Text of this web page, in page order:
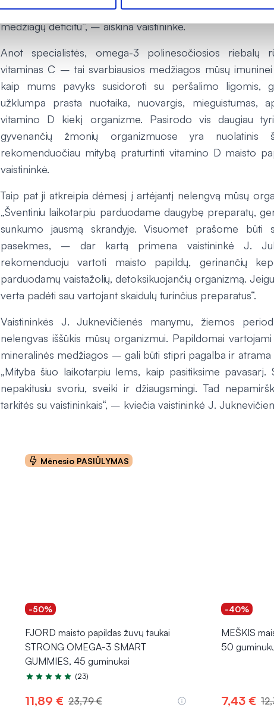
savo sudėtimi gali būti skurdus. Paradoksas: svoris
medžiagų deficitu“, – aiškina vaistininkė.
Anot specialistės, omega-3 polinesočiosios riebalų
vitaminas C – tai svarbiausios medžiagos mūsų imuninei
kaip mums pavyks susidoroti su peršalimo ligomis,
užklumpa prasta nuotaika, nuovargis, mieguistumas,
vitamino D kiekį organizme. Pasirodo vis daugiau
gyvenančių žmonių organizmuose yra nuolatinis
rekomenduočiau mitybą praturtinti vitamino D maisto
vaistininkė.
Taip pat ji atkreipia dėmesį į artėjantį nelengvą mūsų
„Šventiniu laikotarpiu parduodame daugybę preparatų,
sunkumo jausmą skrandyje. Visuomet prašome būti
pasekmes, – dar kartą primena vaistininkė J.
rekomenduoju vartoti maisto papildų, gerinančių
parduodamų vaistažolių, detoksikuojančių organizmą.
verta padėti sau vartojant skaidulų turinčius preparatus“.
Vaistininkės J. Juknevičienės manymu, žiemos
nelengvas iššūkis mūsų organizmui. Papildomai
mineralinės medžiagos – gali būti stipri pagalba ir
„Mityba šiuo laikotarpiu lems, kaip pasitiksime pavasarį.
nepakitusiu svoriu, sveiki ir džiaugsmingi. Tad
tarkitės su vaistininkais“, – kviečia vaistininkė J.
Mėnesio PASIŪLYMAS
-50%
FJORD maisto papildas žuvų taukai
STRONG OMEGA-3 SMART
GUMMIES, 45 guminukai
Įvertinimas 5.0 iš 5
(23)
11,89 € 23,79 €
-40%
MEŠKIS
50
7,43 €